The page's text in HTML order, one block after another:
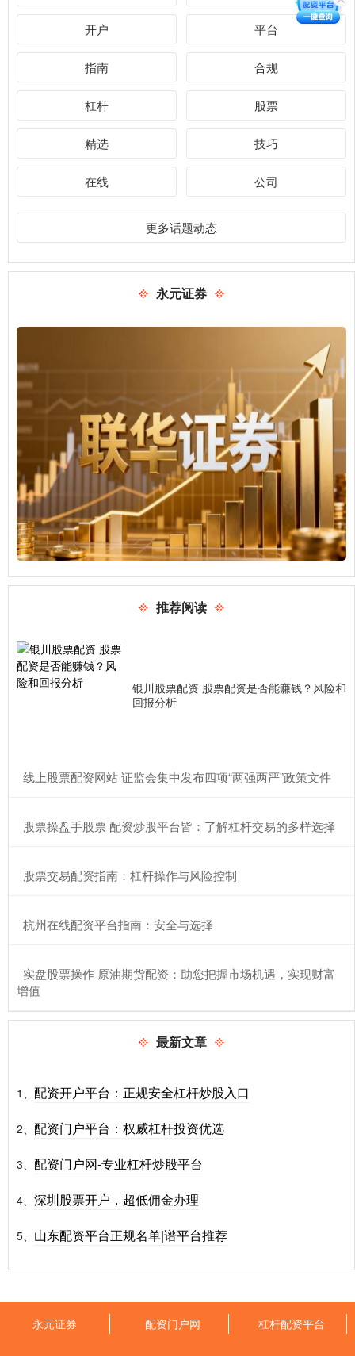
开户 平台
指南 合规
杠杆 股票
精选 技巧
在线 公司
更多话题动态
永元证券
推荐阅读
银川股票配资 股票配资是否能赚钱？风险和
回报分析
​线上股票配资网站 证监会集中发布四项“两强两严”政策文件
​股票操盘手股票 配资炒股平台皆：了解杠杆交易的多样选择
​股票交易配资指南：杠杆操作与风险控制
​杭州在线配资平台指南：安全与选择
​实盘股票操作 原油期货配资：助您把握市场机遇，实现财富
增值
最新文章
1、 配资开户平台：正规安全杠杆炒股入口
2、 配资门户平台：权威杠杆投资优选
3、 配资门户网-专业杠杆炒股平台
4、 深圳股票开户，超低佣金办理
5、 山东配资平台正规名单|谱平台推荐
永元证券 配资门户网 杠杆配资平台